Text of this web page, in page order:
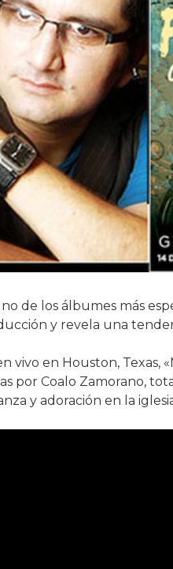
de los álbumes más
y revela una
vivo en Houston, Texas,
por Coalo Zamorano,
y adoración en la